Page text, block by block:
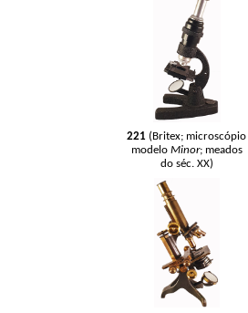
221 (Britex; microscópio
modelo Minor; meados
do séc. XX)